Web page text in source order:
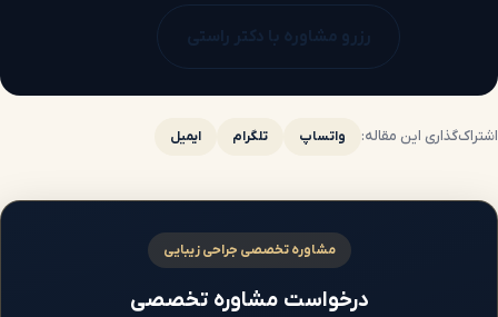
رزرو مشاوره با دکتر راستی
اشتراک‌گذاری این مقاله: واتساپ تلگرام ایمیل
مشاوره تخصصی جراحی زیبایی
درخواست مشاوره تخصصی